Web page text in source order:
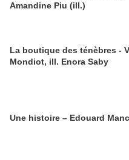
Amandine Piu (ill.)
La boutique des ténèbres -
Mondiot, ill. Enora Saby
Une histoire – Edouard